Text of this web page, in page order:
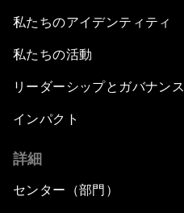
私たちのアイデンティティ
私たちの活動
リーダーシップとガバナンス
インパクト
詳細
センター（部門）